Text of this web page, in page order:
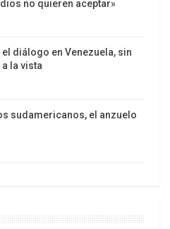
fragua en silencio
hace unas semanas, una
comenzó a
traición.
contra Nicolás
Herald“podría ser ‘el
Maduro”.
no quieren aceptar»
el diálogo en Venezuela, sin
la vista
sudamericanos, el anzuelo